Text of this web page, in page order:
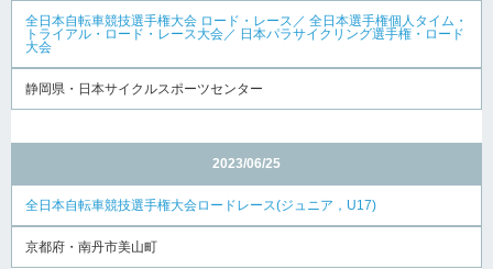
全日本自転車競技選手権大会 ロード・レース／ 全日本選手権個人タイム・
トライアル・ロード・レース大会／ 日本パラサイクリング選手権・ロード
大会
静岡県・日本サイクルスポーツセンター
2023/06/25
全日本自転車競技選手権大会ロードレース(ジュニア，U17)
京都府・南丹市美山町